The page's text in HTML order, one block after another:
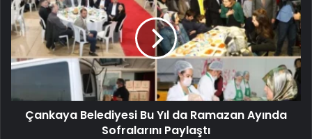
Çankaya Belediyesi Bu Yıl da Ramazan Ayında
Sofralarını Paylaştı